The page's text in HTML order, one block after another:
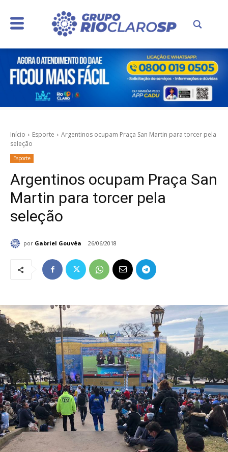
Início Esporte
Argentinos ocupam Praça San Martin para torcer pela
seleção
Esporte
Argentinos ocupam Praça San
Martin para torcer pela
seleção
por Gabriel Gouvêa 26/06/2018